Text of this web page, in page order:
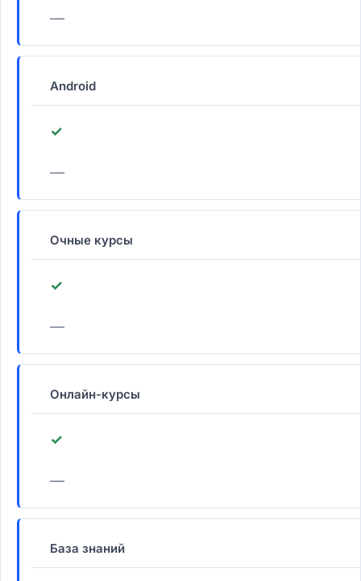
—
Android
✓
—
Очные курсы
✓
—
Онлайн-курсы
✓
—
База знаний